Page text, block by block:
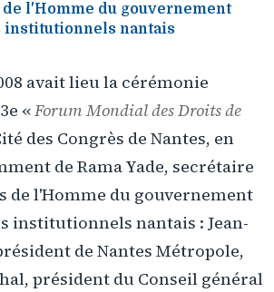
l'Homme du gouvernement
institutionnels nantais
avait lieu la cérémonie
«Forum Mondial des Droits de
des Congrès de Nantes, en
de Rama Yade, secrétaire
de l'Homme du gouvernement
institutionnels nantais : Jean-
de Nantes Métropole,
président du Conseil général